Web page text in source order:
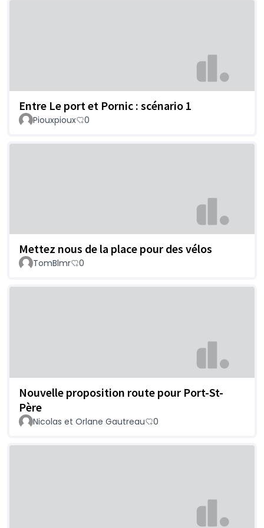
Entre Le port et Pornic : scénario 1
Piouxpioux 0
Mettez nous de la place pour des vélos
TomBlmr 0
Nouvelle proposition route pour Port-St-
Père
Nicolas et Orlane Gautreau 0